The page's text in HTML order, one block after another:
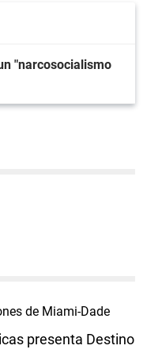
"narcosocialismo
presenta Destino